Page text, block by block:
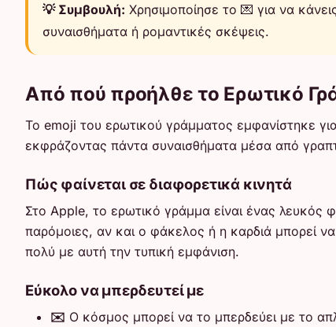
💡 Συμβουλή: Χρησιμοποίησε το 💌 για να
συναισθήματα ή ρομαντικές σκέψεις.
Από πού προήλθε το Ερωτικό
Το emoji του ερωτικού γράμματος εμφανίστηκε
εκφράζοντας πάντα συναισθήματα μέσα από
Πώς φαίνεται σε διαφορετικά κινητά
Στο Apple, το ερωτικό γράμμα είναι ένας λευκός
παρόμοιες, αν και ο φάκελος ή η καρδιά μπορεί
πολύ με αυτή την τυπική εμφάνιση.
Εύκολο να μπερδευτεί με
✉️ Ο κόσμος μπορεί να το μπερδεύει με το